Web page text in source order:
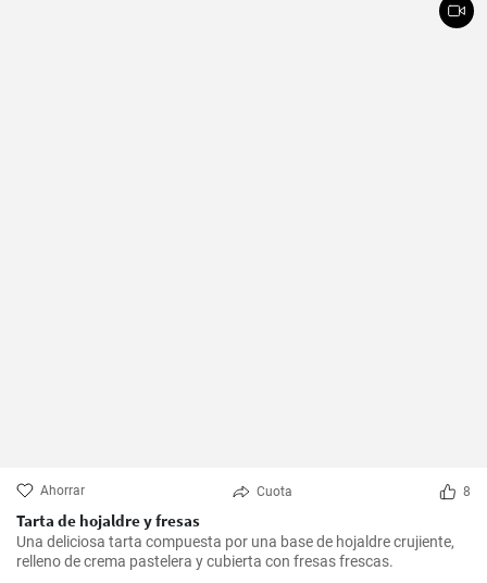
Ahorrar Cuota 8
Tarta de hojaldre y fresas
Una deliciosa tarta compuesta por una base de hojaldre crujiente,
relleno de crema pastelera y cubierta con fresas frescas.